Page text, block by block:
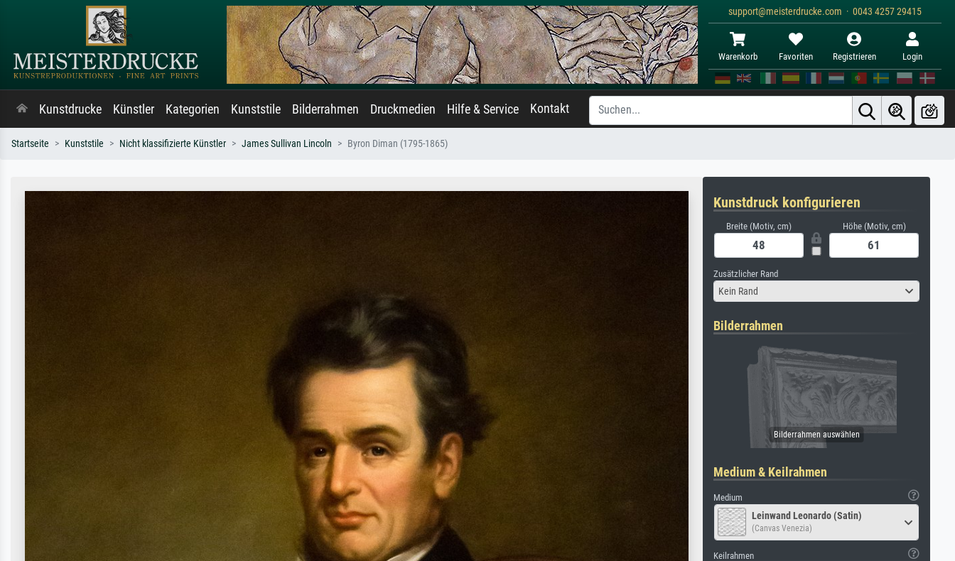
support@meisterdrucke.com · 0043 4257 29415
Warenkorb Favoriten Registrieren Login
Kunstdrucke Künstler Kategorien Kunststile Bilderrahmen Druckmedien Hilfe & Service Kontakt
Startseite Kunststile Nicht klassifizierte Künstler James Sullivan Lincoln Byron Diman (1795-1865)
Kunstdruck konfigurieren
Breite (Motiv, cm) Höhe (Motiv, cm)
Zusätzlicher Rand
Kein Rand
Bilderrahmen
Medium & Keilrahmen
Medium
Leinwand Leonardo (Satin)
(Canvas Venezia)
Keilrahmen